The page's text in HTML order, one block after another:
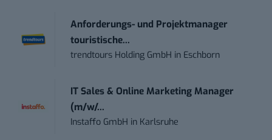
Anforderungs- und Projektmanager
touristische...
trendtours Holding GmbH in Eschborn
IT Sales & Online Marketing Manager
(m/w/...
Instaffo GmbH in Karlsruhe